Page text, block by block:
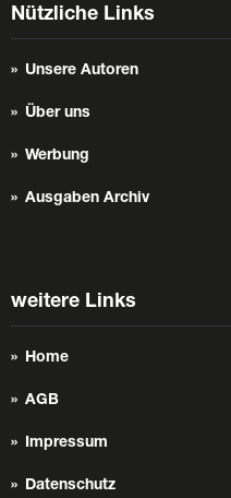
Nützliche Links
Unsere Autoren
Über uns
Werbung
Ausgaben Archiv
weitere Links
Home
AGB
Impressum
Datenschutz